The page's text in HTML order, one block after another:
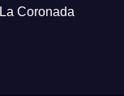
Coronada